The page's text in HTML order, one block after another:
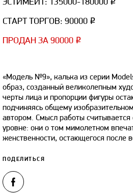
ЭСТИМЕЙТ: 135000-180000 ₽
СТАРТ ТОРГОВ: 90000 ₽
ПРОДАН ЗА 90000 ₽
«Модель №9», калька из серии
образ, созданный великолепным
черты лица и пропорции фигуры
подчиняясь общему
автором. Смысл работы
уровне: они о том мимолетном
женственности, остающегося после
ПОДЕЛИТЬСЯ